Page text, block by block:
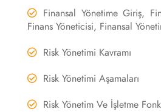
Finansal Yönetime Giriş,
Finans Yöneticisi, Finansal
Risk Yönetimi Kavramı
Risk Yönetimi Aşamaları
Risk Yönetim Ve İşletme